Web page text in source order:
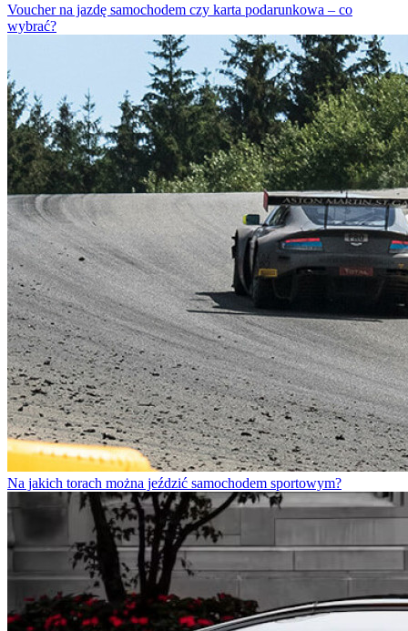
Voucher na jazdę samochodem czy karta podarunkowa – co
wybrać?
Na jakich torach można jeździć samochodem sportowym?